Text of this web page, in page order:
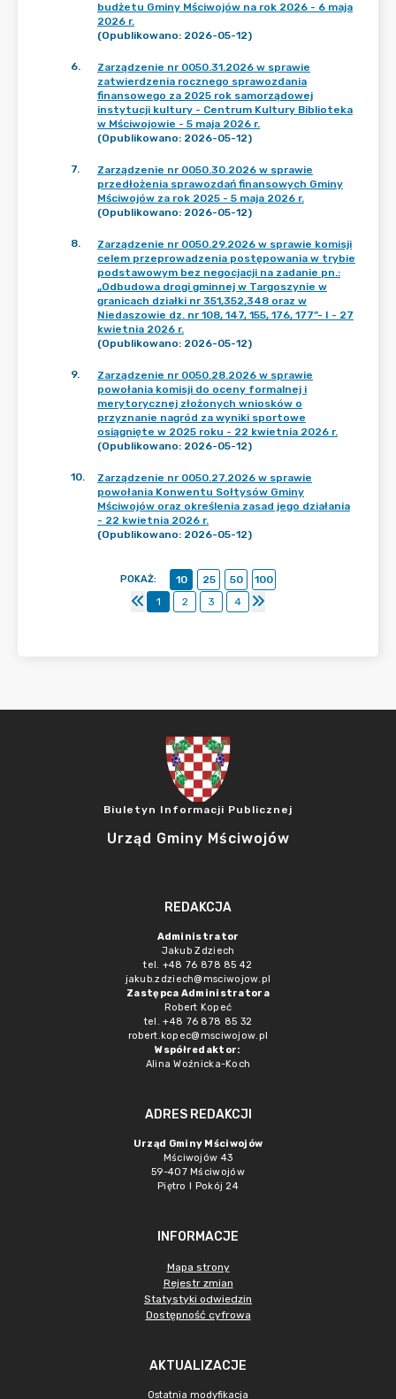
budżetu Gminy Mściwojów na rok 2026 - 6 maja
2026 r.
(Opublikowano: 2026-05-12)
6.
Zarządzenie nr 0050.31.2026 w sprawie
zatwierdzenia rocznego sprawozdania
finansowego za 2025 rok samorządowej
instytucji kultury - Centrum Kultury Biblioteka
w Mściwojowie - 5 maja 2026 r.
(Opublikowano: 2026-05-12)
7.
Zarządzenie nr 0050.30.2026 w sprawie
przedłożenia sprawozdań finansowych Gminy
Mściwojów za rok 2025 - 5 maja 2026 r.
(Opublikowano: 2026-05-12)
8.
Zarządzenie nr 0050.29.2026 w sprawie komisji
celem przeprowadzenia postępowania w trybie
podstawowym bez negocjacji na zadanie pn.:
„Odbudowa drogi gminnej w Targoszynie w
granicach działki nr 351,352,348 oraz w
Niedaszowie dz. nr 108, 147, 155, 176, 177”- I - 27
kwietnia 2026 r.
(Opublikowano: 2026-05-12)
9.
Zarządzenie nr 0050.28.2026 w sprawie
powołania komisji do oceny formalnej i
merytorycznej złożonych wniosków o
przyznanie nagród za wyniki sportowe
osiągnięte w 2025 roku - 22 kwietnia 2026 r.
(Opublikowano: 2026-05-12)
10.
Zarządzenie nr 0050.27.2026 w sprawie
powołania Konwentu Sołtysów Gminy
Mściwojów oraz określenia zasad jego działania
- 22 kwietnia 2026 r.
(Opublikowano: 2026-05-12)
POKAŻ: 10 25 50
100
1
2 3 4
Biuletyn Informacji Publicznej
Urząd Gminy Mściwojów
REDAKCJA
Administrator
Jakub Zdziech
tel. +48 76 878 85 42
jakub.zdziech@msciwojow.pl
Zastępca Administratora
Robert Kopeć
tel. +48 76 878 85 32
robert.kopec@msciwojow.pl
Współredaktor:
Alina Woźnicka-Koch
ADRES REDAKCJI
Urząd Gminy Mściwojów
Mściwojów 43
59-407 Mściwojów
Piętro I Pokój 24
INFORMACJE
Mapa strony
Rejestr zmian
Statystyki odwiedzin
Dostępność cyfrowa
AKTUALIZACJE
Ostatnia modyfikacja